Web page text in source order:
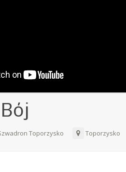
Toporzysko Toporzysko